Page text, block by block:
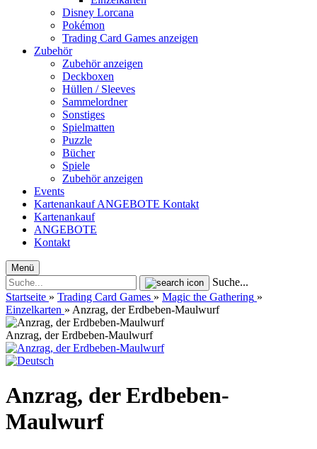
Disney Lorcana
Pokémon
Trading Card Games anzeigen
Zubehör
Zubehör anzeigen
Deckboxen
Hüllen / Sleeves
Sammelordner
Sonstiges
Spielmatten
Puzzle
Bücher
Spiele
Zubehör anzeigen
Events
KartenankaufANGEBOTE Kontakt
Kartenankauf
ANGEBOTE
Kontakt
Menü
Suche...
Startseite » Trading Card Games » Magic the Gathering »
Einzelkarten » Anzrag, der Erdbeben-Maulwurf
Anzrag, der Erdbeben-Maulwurf
Anzrag, der Erdbeben-
Maulwurf